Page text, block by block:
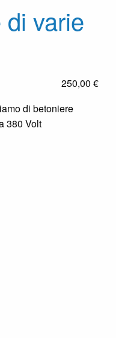
varie
250,00 €
di betoniere
380 Volt